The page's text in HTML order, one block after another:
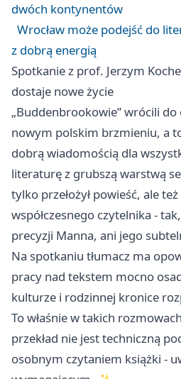
dwóch kontynentów
Wrocław może podejść do
z dobrą energią
Spotkanie z prof. Jerzym
dostaje nowe życie
„Buddenbrookowie” wrócili
nowym polskim brzmieniu, a
dobrą wiadomością dla
literaturę z grubszą warstwą
tylko przełożył powieść, ale
współczesnego czytelnika -
precyzji Manna, ani jego
Na spotkaniu tłumacz ma
pracy nad tekstem mocno
kulturze i rodzinnej kronice
To właśnie w takich
przekład nie jest techniczną
osobnym czytaniem książki -